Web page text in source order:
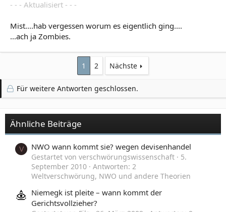
- - - Aktualisiert - - -
Mist....hab vergessen worum es eigentlich ging....
...ach ja Zombies.
1 2 Nächste
Für weitere Antworten geschlossen.
Ähnliche Beiträge
V NWO wann kommt sie? wegen devisenhandel
Gestartet von verschwörungswissenschaft
5.
September 2010
Antworten: 2
Weltverschwörung, NWO und andere Theorien
Niemegk ist pleite – wann kommt der
Gerichtsvollzieher?